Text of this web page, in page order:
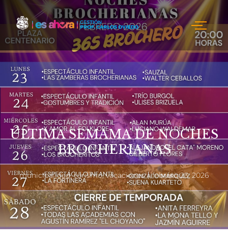
ÚLTIMA SEMAMA DE NOCHES
BROCHERIANAS
municipalidad,turismo,vacaciones febrero 23, 2026